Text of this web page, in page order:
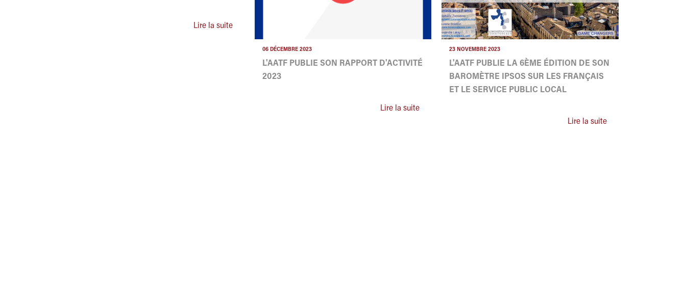
Lire la suite
06 DÉCEMBRE 2023
L'AATF PUBLIE SON RAPPORT D'ACTIVITÉ
2023
Lire la suite
23 NOVEMBRE 2023
L'AATF PUBLIE LA 6ÈME ÉDITION DE SON
BAROMÈTRE IPSOS SUR LES FRANÇAIS
ET LE SERVICE PUBLIC LOCAL
Lire la suite